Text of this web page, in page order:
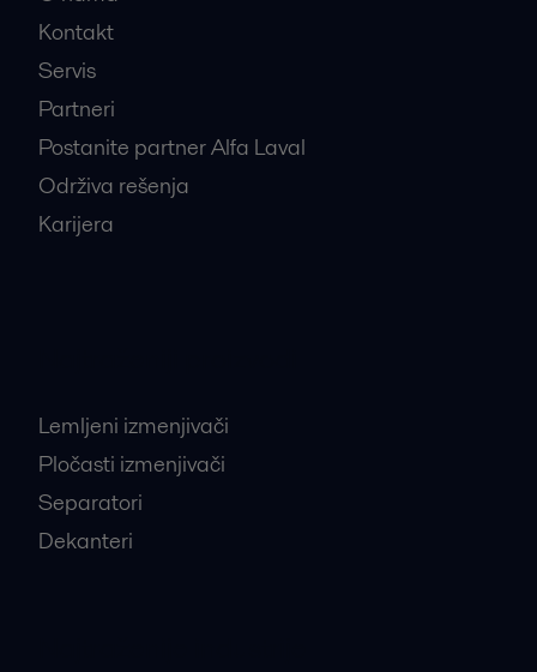
Kontakt
Servis
Partneri
Postanite partner Alfa Laval
Održiva rešenja
Karijera
Lemljeni izmenjivači
Pločasti izmenjivači
Separatori
Dekanteri